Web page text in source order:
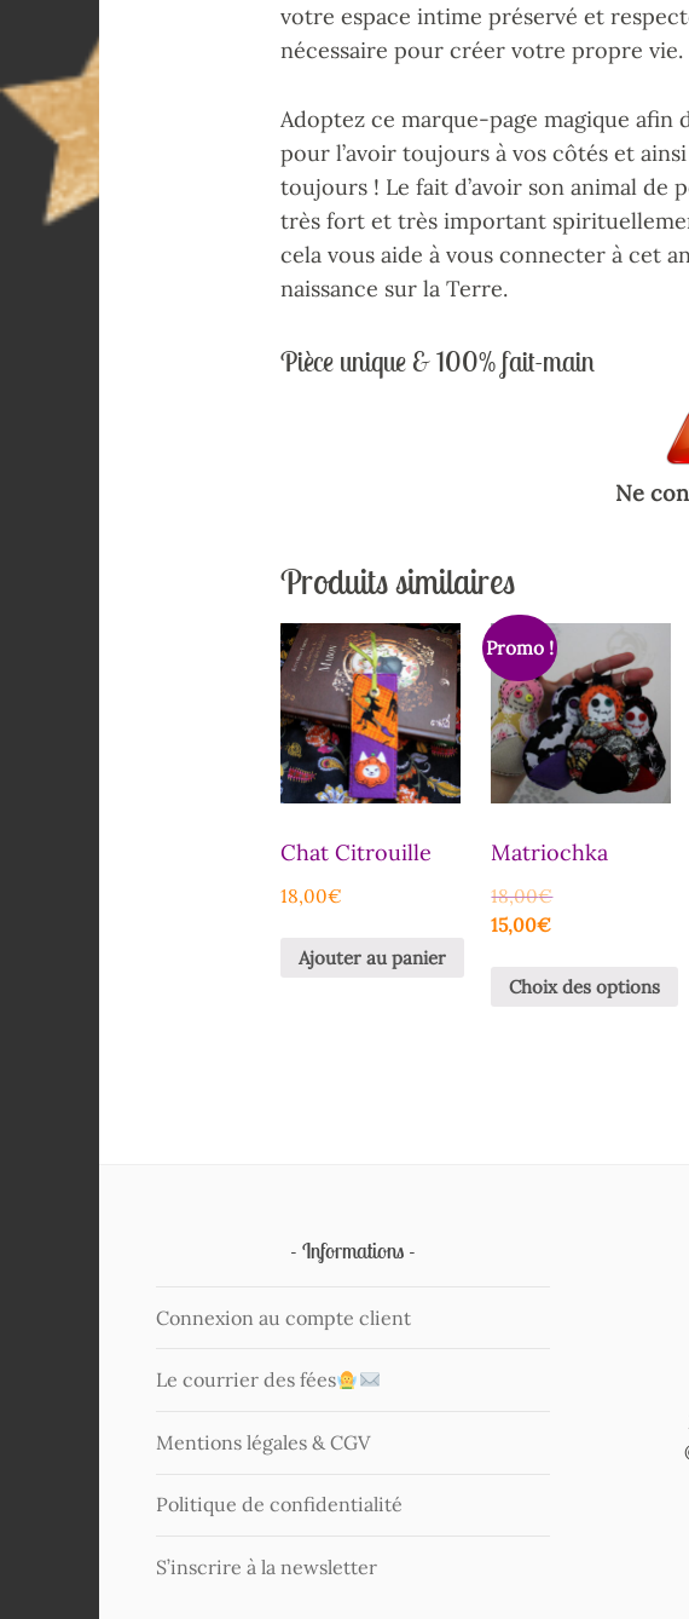
votre espace intime préservé et
nécessaire pour créer votre propre vie.
Adoptez ce marque-page magique afin
pour l’avoir toujours à vos côtés et
toujours ! Le fait d’avoir son animal de
très fort et très important
cela vous aide à vous connecter à cet
naissance sur la Terre.
Pièce unique & 100% fait-main
Ne
Produits similaires
Chat Citrouille
18,00€
Ajouter au panier
Promo !
Matriochka
18,00€
15,00€
Choix des options
Informations
Connexion au compte client
Le courrier des fées
Mentions légales & CGV
Politique de confidentialité
S’inscrire à la newsletter